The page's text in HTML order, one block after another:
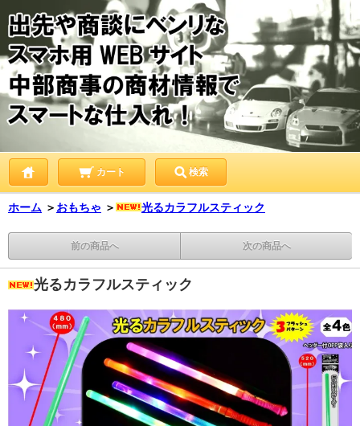
カート 検索
ホーム ＞ おもちゃ ＞ 光るカラフルスティック
前の商品へ 次の商品へ
光るカラフルスティック